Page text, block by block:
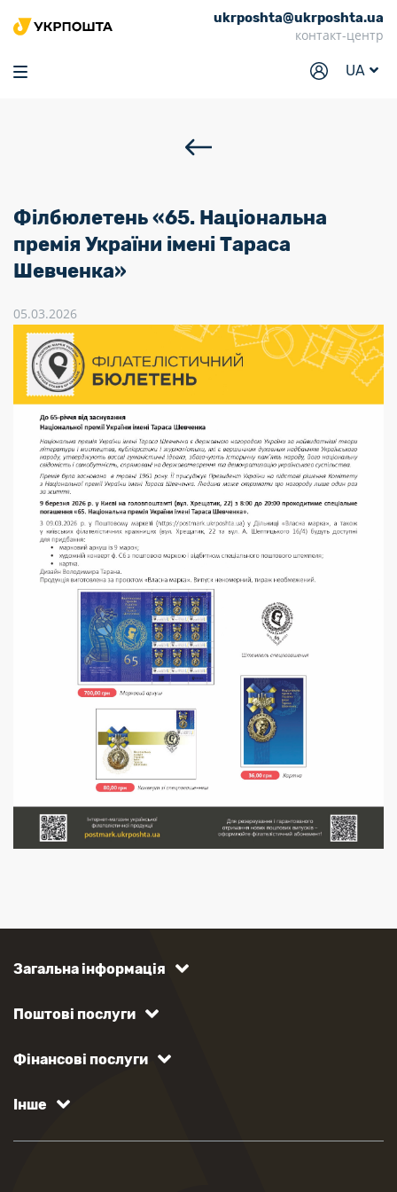
ukrposhta@ukrposhta.ua
контакт-центр
UA
Головна
Маркет
Відділення
Філателія
Кар’єра
Для бізнесу
Філбюлетень «65. Національна
премія України імені Тараса
Шевченка»
05.03.2026
Загальна інформація
Поштові послуги
Фінансові послуги
Інше